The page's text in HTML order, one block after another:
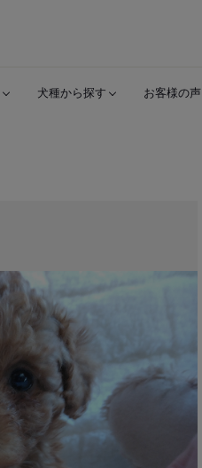
犬種から探す お客様の声